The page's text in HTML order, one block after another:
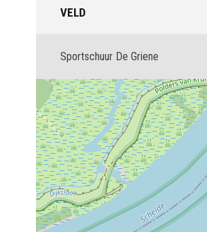
VELD
Sportschuur De Griene